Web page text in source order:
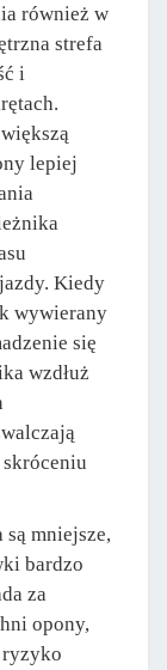
również w
strefa
i
lepiej
Kiedy
wywierany
się
wzdłuż
mniejsze,
bardzo
za
opony,
ryzyko